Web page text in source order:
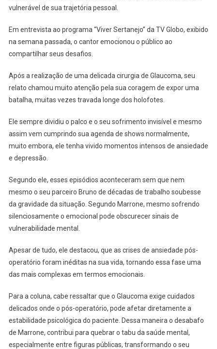
vulnerável de sua trajetória pessoal.
Em entrevista ao programa “Viver Sertanejo” da TV Globo, exibido
na semana passada, o cantor emocionou o público ao
compartilhar seus desafios.
Após a realização de uma delicada cirurgia de Glaucoma, seu
relato chamou muito atenção pela sua coragem de expor uma
batalha, muitas vezes travada longe dos holofotes.
Ele sempre dividiu o palco e o seu sofrimento invisível e mesmo
assim vem cumprindo sua agenda de shows normalmente,
muito embora, ele tenha vivido momentos intensos de ansiedade
e depressão.
Segundo ele, esses episódios aconteceram sem que nem
mesmo o seu parceiro Bruno de décadas de trabalho soubesse
da gravidade da situação. Segundo Marrone, mesmo sofrendo
silenciosamente o emocional pode obscurecer sinais de
vulnerabilidade mental.
Apesar de tudo, ele destacou, que as crises de ansiedade pós-
operatório foram inéditas na sua vida, tornando essa fase uma
das mais complexas em termos emocionais.
Para a coluna, cabe ressaltar que o Glaucoma exige cuidados
delicados onde o pós-operatório, pode afetar diretamente a
estabilidade psicológica do paciente. Dessa maneira o desabafo
de Marrone, contribui para quebrar o tabu da saúde mental,
especialmente entre figuras públicas, transformando o seu